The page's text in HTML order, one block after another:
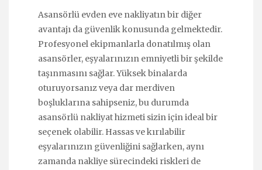
Asansörlü evden eve nakliyatın bir diğer
avantajı da güvenlik konusunda gelmektedir.
Profesyonel ekipmanlarla donatılmış olan
asansörler, eşyalarınızın emniyetli bir şekilde
taşınmasını sağlar. Yüksek binalarda
oturuyorsanız veya dar merdiven
boşluklarına sahipseniz, bu durumda
asansörlü nakliyat hizmeti sizin için ideal bir
seçenek olabilir. Hassas ve kırılabilir
eşyalarınızın güvenliğini sağlarken, aynı
zamanda nakliye sürecindeki riskleri de